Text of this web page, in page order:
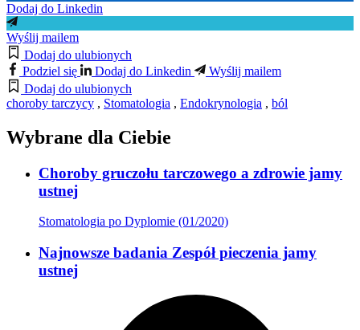
Dodaj do Linkedin
Wyślij mailem
Dodaj do ulubionych
Podziel się
Dodaj do Linkedin
Wyślij mailem
Dodaj do ulubionych
choroby tarczycy , Stomatologia , Endokrynologia , ból
Wybrane dla Ciebie
Choroby gruczołu tarczowego a zdrowie jamy
ustnej
Stomatologia po Dyplomie (01/2020)
Najnowsze badania Zespół pieczenia jamy
ustnej